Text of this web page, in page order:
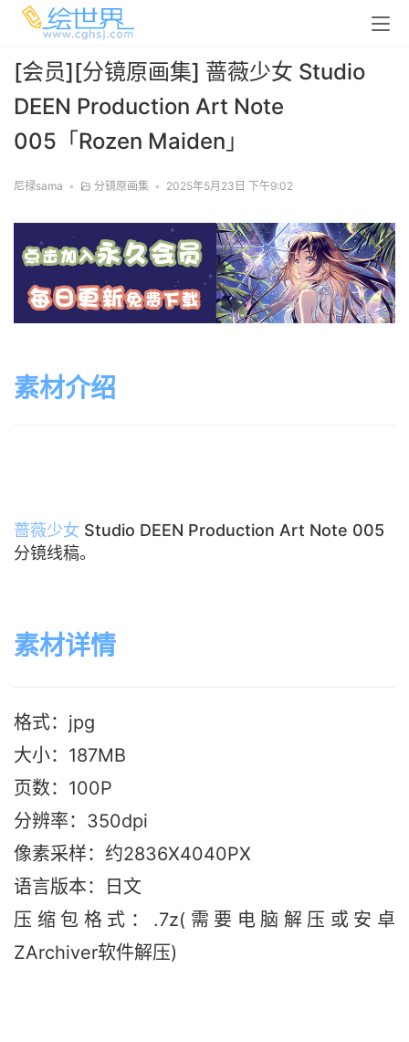
[会员][分镜原画集] 蔷薇少女 Studio
DEEN Production Art Note
005「Rozen Maiden」
尼禄sama • 分镜原画集 • 2025年5月23日 下午9:02
素材介绍
蔷薇少女 Studio DEEN Production Art Note 005
分镜线稿。
素材详情
格式：jpg
大小：187MB
页数：100P
分辨率：350dpi
像素采样：约2836X4040PX
语言版本：日文
压缩包格式：.7z(需要电脑解压或安卓
ZArchiver软件解压)